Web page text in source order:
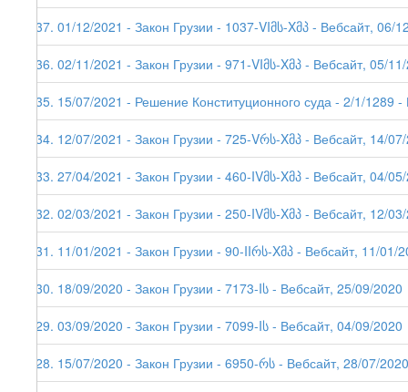
237. 01/12/2021 - Закон Грузии - 1037-VIმს-Xმპ - Вебсайт, 06/
236. 02/11/2021 - Закон Грузии - 971-VIმს-Xმპ - Вебсайт, 05/
235. 15/07/2021 - Решение Конституционного суда - 2/1/1289
234. 12/07/2021 - Закон Грузии - 725-Vრს-Xმპ - Вебсайт, 14/
233. 27/04/2021 - Закон Грузии - 460-IVმს-Xმპ - Вебсайт, 04/
232. 02/03/2021 - Закон Грузии - 250-IVმს-Xმპ - Вебсайт, 12/
231. 11/01/2021 - Закон Грузии - 90-IIრს-Xმპ - Вебсайт, 11/
230. 18/09/2020 - Закон Грузии - 7173-Iს - Вебсайт, 25/09/2020
229. 03/09/2020 - Закон Грузии - 7099-Iს - Вебсайт, 04/09/2020
228. 15/07/2020 - Закон Грузии - 6950-რს - Вебсайт, 28/07/2020